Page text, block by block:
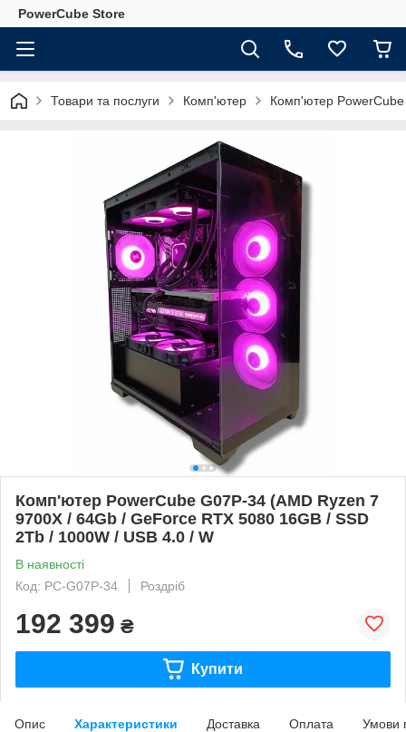
PowerCube Store
Товари та послуги Комп'ютер Комп'ютер
Комп'ютер PowerCube G07P-34 (AMD Ryzen 7
9700X / 64Gb / GeForce RTX 5080 16GB / SSD
2Tb / 1000W / USB 4.0 / W
В наявності
Код: PC-G07P-34
Роздріб
192 399 ₴
Купити
Опис Характеристики Доставка Оплата Умови